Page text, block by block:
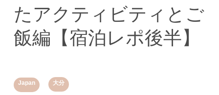
Japan 大分
たアクティビティとご
飯編【宿泊レポ後半】